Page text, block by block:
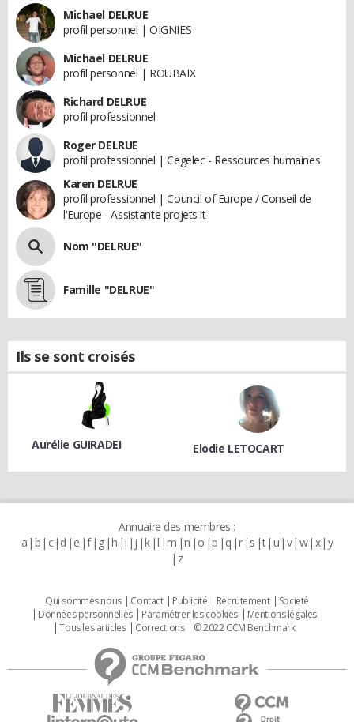
Michael DELRUE
profil personnel | OIGNIES
Michael DELRUE
profil personnel | ROUBAIX
Richard DELRUE
profil professionnel
Roger DELRUE
profil professionnel | Cegelec - Ressources humaines
Karen DELRUE
profil professionnel | Council of Europe / Conseil de
l'Europe - Assistante projets it
Nom "DELRUE"
Famille "DELRUE"
Ils se sont croisés
Aurélie GUIRADEI Elodie LETOCART
Annuaire des membres :
a b c d e f g h i j k l m n o p q r s t u v w x y
z
Qui sommes nous Contact Publicité Recrutement
Societé
Données personnelles
Paramétrer les cookies
Mentions légales
Tous les articles
Corrections © 2022 CCM Benchmark